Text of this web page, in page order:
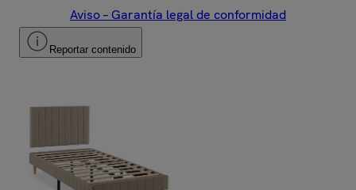
Aviso – Garantía legal de conformidad
Reportar contenido